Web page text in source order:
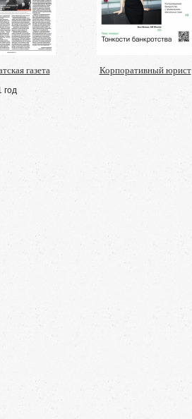
газета
год
Корпоративный юрист